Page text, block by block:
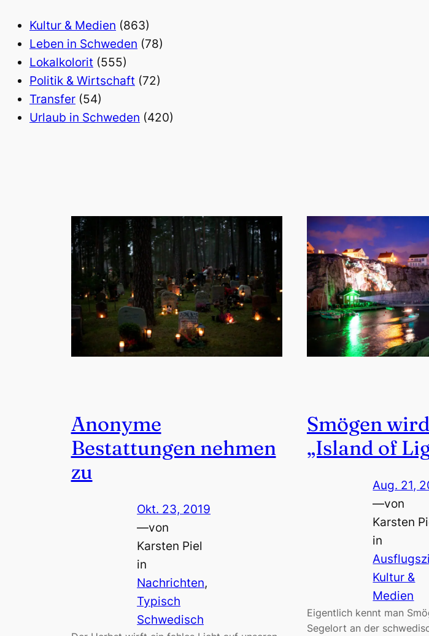
Kultur & Medien (863)
Leben in Schweden (78)
Lokalkolorit (555)
Politik & Wirtschaft (72)
Transfer (54)
Urlaub in Schweden (420)
Anonyme
Bestattungen nehmen
zu
Okt. 23, 2019
—von
Karsten Piel
in
Nachrichten
Typisch
Schwedisch
Smögen
„Island of
Aug. 21,
—von
Karsten
in
Kultur &
Medien
Eigentlich kennt man
Segelort an der